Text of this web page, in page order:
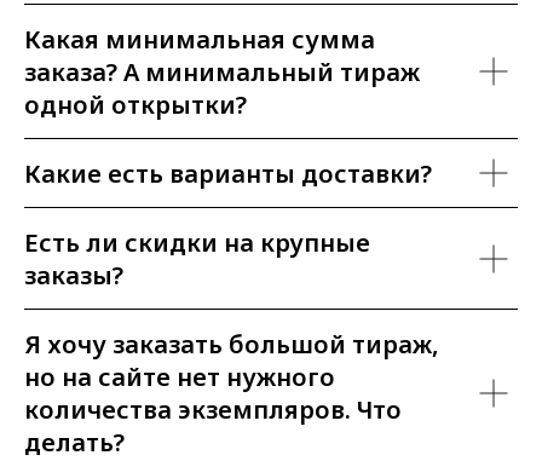
Какая минимальная сумма
заказа? А минимальный тираж
одной открытки?
Какие есть варианты доставки?
Есть ли скидки на крупные
заказы?
Я хочу заказать большой тираж,
но на сайте нет нужного
количества экземпляров. Что
делать?